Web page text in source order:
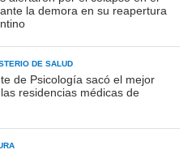
la demora en su reapertura
DE SALUD
de Psicología sacó el mejor
residencias médicas de